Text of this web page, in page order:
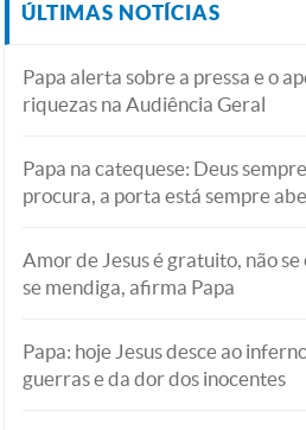
ÚLTIMAS NOTÍCIAS
Papa alerta sobre a pressa e o
riquezas na Audiência Geral
Papa na catequese: Deus
procura, a porta está sempre
Amor de Jesus é gratuito, não
se mendiga, afirma Papa
Papa: hoje Jesus desce ao
guerras e da dor dos inocentes